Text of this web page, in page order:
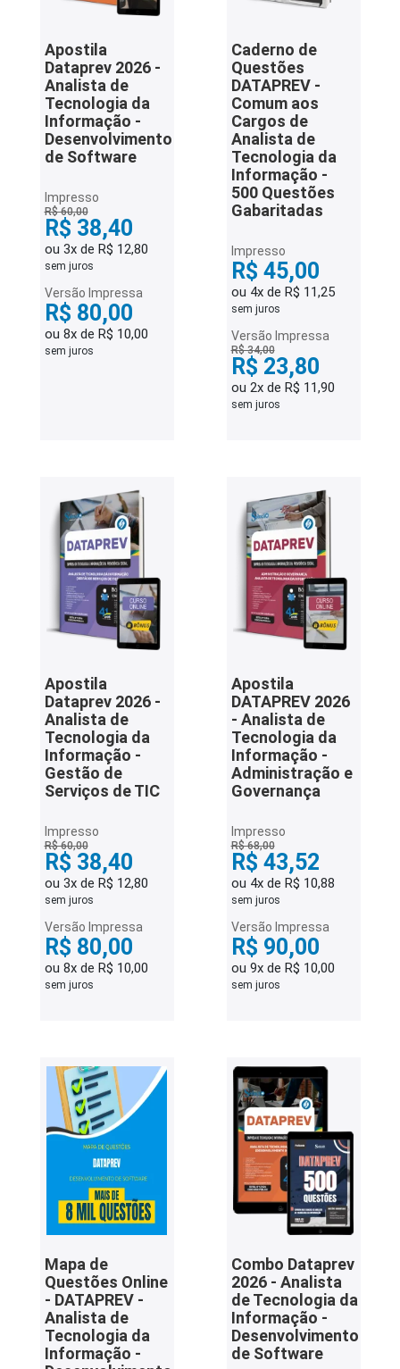
Apostila
Dataprev 2026 -
Analista de
Tecnologia da
Informação -
Desenvolvimento
de Software
Impresso
R$ 60,00
R$ 38,40
ou 3x de R$ 12,80
sem juros
Versão Impressa
R$ 80,00
ou 8x de R$ 10,00
sem juros
Caderno de
Questões
DATAPREV -
Comum aos
Cargos de
Analista de
Tecnologia da
Informação -
500 Questões
Gabaritadas
Impresso
R$ 45,00
ou 4x de R$ 11,25
sem juros
Versão Impressa
R$ 34,00
R$ 23,80
ou 2x de R$ 11,90
sem juros
Apostila
Dataprev 2026 -
Analista de
Tecnologia da
Informação -
Gestão de
Serviços de TIC
Impresso
R$ 60,00
R$ 38,40
ou 3x de R$ 12,80
sem juros
Versão Impressa
R$ 80,00
ou 8x de R$ 10,00
sem juros
Apostila
DATAPREV 2026
- Analista de
Tecnologia da
Informação -
Administração e
Governança
Impresso
R$ 68,00
R$ 43,52
ou 4x de R$ 10,88
sem juros
Versão Impressa
R$ 90,00
ou 9x de R$ 10,00
sem juros
Mapa de
Questões Online
- DATAPREV -
Analista de
Tecnologia da
Informação -
Combo Dataprev
2026 - Analista
de Tecnologia da
Informação -
Desenvolvimento
de Software